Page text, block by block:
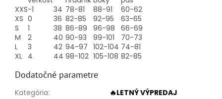
XXS-1 34 78-81 88-91
60-62
XS 0 36 82-85 92-95
63-65
S
1 38 86-89 96-98
66-69
M
2 40 90-93 99-101
70-73
L
3 42 94-97 102-104 74-81
XL 4 44 98-102 105-108 82-85
Dodatočné parametre
Kategória:
🔥LETNÝ VÝPREDAJ